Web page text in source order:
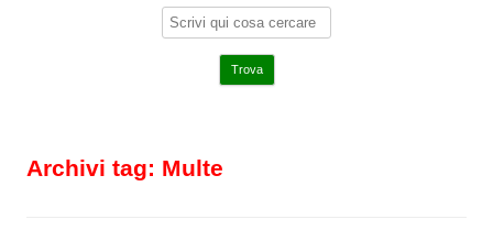
Archivi tag: Multe